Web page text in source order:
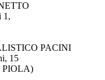
1,
PACINI
15
PIOLA)